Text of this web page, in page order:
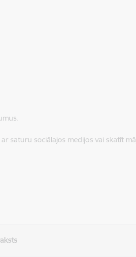
saturu sociālajos medijos vai skatīt